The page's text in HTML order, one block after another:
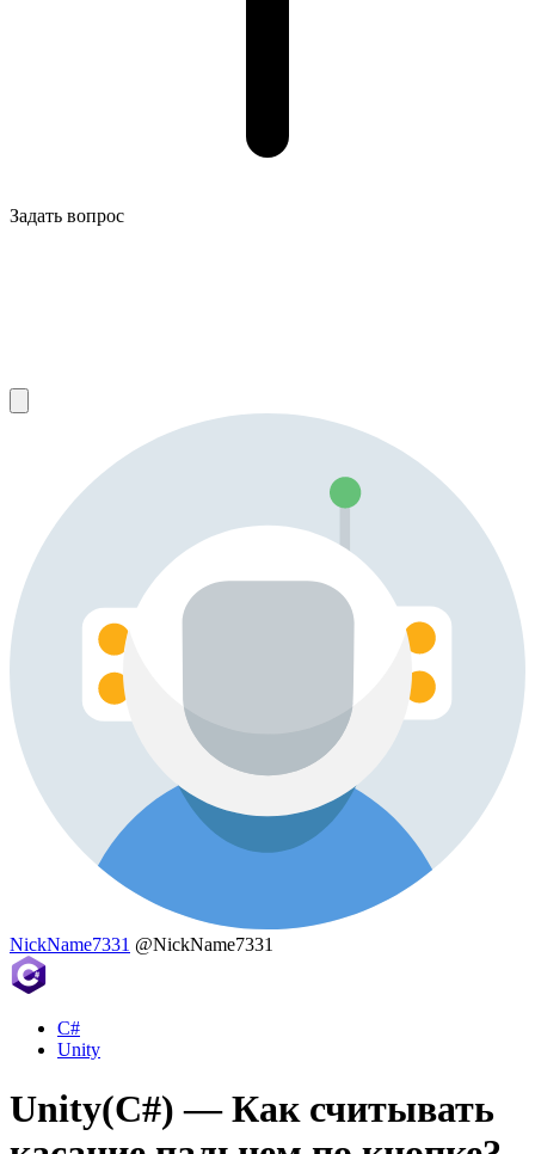
Задать вопрос
NickName7331 @NickName7331
C#
Unity
Unity(C#) — Как считывать